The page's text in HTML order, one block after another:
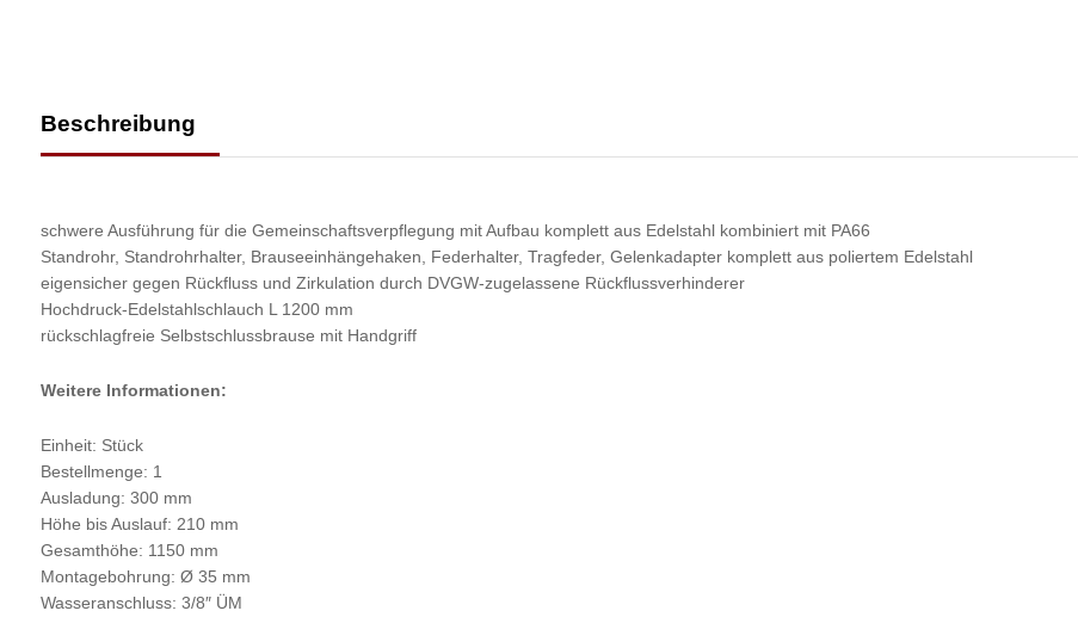
Beschreibung
schwere Ausführung für die Gemeinschaftsverpflegung mit Aufbau komplett aus Edelstahl kombiniert mit PA66
Standrohr, Standrohrhalter, Brauseeinhängehaken, Federhalter, Tragfeder, Gelenkadapter komplett aus poliertem Edelstahl
eigensicher gegen Rückfluss und Zirkulation durch DVGW-zugelassene Rückflussverhinderer
Hochdruck-Edelstahlschlauch L 1200 mm
rückschlagfreie Selbstschlussbrause mit Handgriff
Weitere Informationen:
Einheit: Stück
Bestellmenge: 1
Ausladung: 300 mm
Höhe bis Auslauf: 210 mm
Gesamthöhe: 1150 mm
Montagebohrung: Ø 35 mm
Wasseranschluss: 3/8″ ÜM